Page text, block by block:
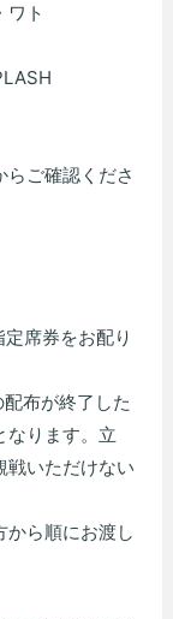
ト
ご確認くださ
席券をお配り
布が終了した
なります。立
戦いただけない
から順にお渡し